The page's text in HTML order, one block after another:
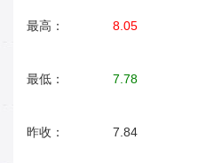
最高： 8.05
最低： 7.78
昨收： 7.84